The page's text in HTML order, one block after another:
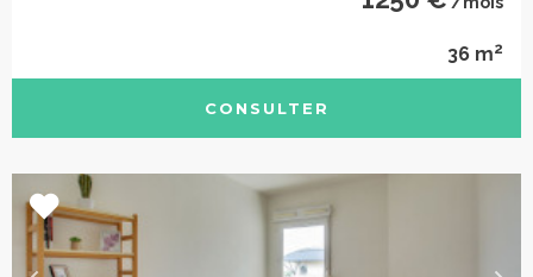
36 m2
CONSULTER